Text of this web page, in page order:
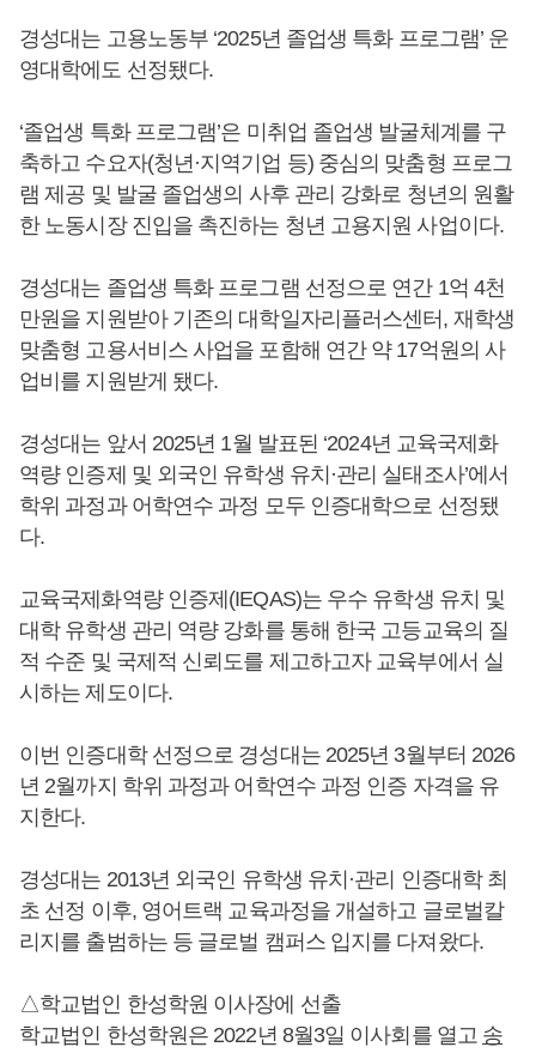
경성대는 고용노동부 ‘2025년 졸업생 특화 프로그램’ 운
영대학에도 선정됐다.
‘졸업생 특화 프로그램’은 미취업 졸업생 발굴체계를 구
축하고 수요자(청년·지역기업 등) 중심의 맞춤형 프로그
램 제공 및 발굴 졸업생의 사후 관리 강화로 청년의 원활
한 노동시장 진입을 촉진하는 청년 고용지원 사업이다.
경성대는 졸업생 특화 프로그램 선정으로 연간 1억 4천
만원을 지원받아 기존의 대학일자리플러스센터, 재학생
맞춤형 고용서비스 사업을 포함해 연간 약 17억원의 사
업비를 지원받게 됐다.
경성대는 앞서 2025년 1월 발표된 ‘2024년 교육국제화
역량 인증제 및 외국인 유학생 유치·관리 실태조사’에서
학위 과정과 어학연수 과정 모두 인증대학으로 선정됐
다.
교육국제화역량 인증제(IEQAS)는 우수 유학생 유치 및
대학 유학생 관리 역량 강화를 통해 한국 고등교육의 질
적 수준 및 국제적 신뢰도를 제고하고자 교육부에서 실
시하는 제도이다.
이번 인증대학 선정으로 경성대는 2025년 3월부터 2026
년 2월까지 학위 과정과 어학연수 과정 인증 자격을 유
지한다.
경성대는 2013년 외국인 유학생 유치·관리 인증대학 최
초 선정 이후, 영어트랙 교육과정을 개설하고 글로벌칼
리지를 출범하는 등 글로벌 캠퍼스 입지를 다져왔다.
△학교법인 한성학원 이사장에 선출
학교법인 한성학원은 2022년 8월3일 이사회를 열고 송